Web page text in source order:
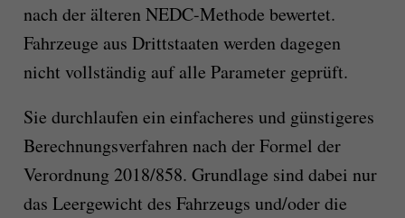
nach der älteren NEDC-Methode bewertet.
Fahrzeuge aus Drittstaaten werden dagegen
nicht vollständig auf alle Parameter geprüft.
Sie durchlaufen ein einfacheres und günstigeres
Berechnungsverfahren nach der Formel der
Verordnung 2018/858. Grundlage sind dabei nur
das Leergewicht des Fahrzeugs und/oder die